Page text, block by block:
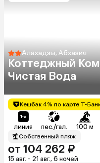
Алахадзы, Абхазия
Коттеджный
Чистая Вода
Кешбэк 4% по карте Т-
линия пес./гал. 100 м
Собственный пляж
от 104 262 ₽
15 авг. - 21 авг., 6 ночей